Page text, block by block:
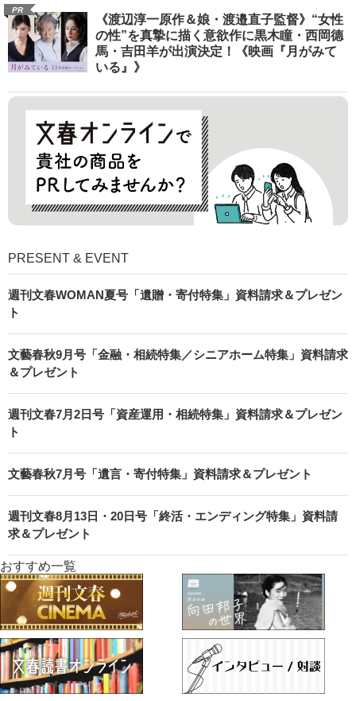
PR
《渡辺淳一原作＆娘・渡邉直子監督》“女性
の性”を真摯に描く意欲作に黒木瞳・西岡德
馬・吉田羊が出演決定！《映画『月がみて
いる』》
PRESENT & EVENT
週刊文春WOMAN夏号「遺贈・寄付特集」資料請求＆プレゼン
ト
文藝春秋9月号「金融・相続特集／シニアホーム特集」資料請求
＆プレゼント
週刊文春7月2日号「資産運用・相続特集」資料請求＆プレゼン
ト
文藝春秋7月号「遺言・寄付特集」資料請求＆プレゼント
週刊文春8月13日・20日号「終活・エンディング特集」資料請
求＆プレゼント
おすすめ一覧